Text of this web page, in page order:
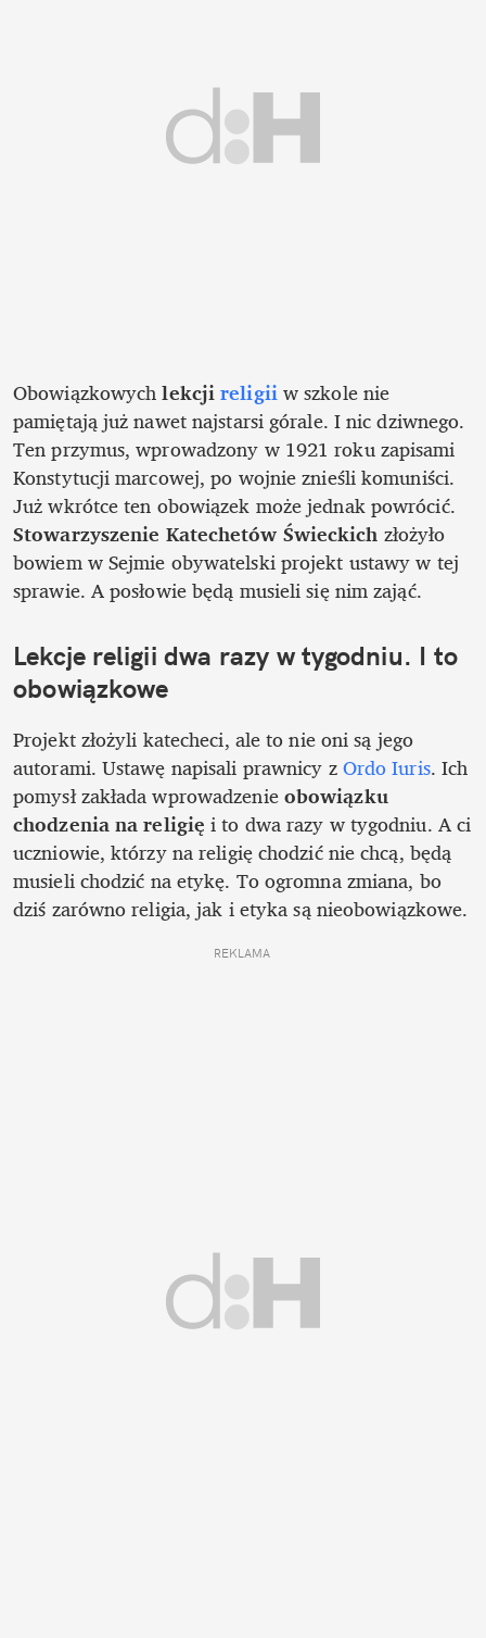
Obowiązkowych lekcji religiiw szkole nie
pamiętają już nawet najstarsi górale. I nic dziwnego.
Ten przymus, wprowadzony w 1921 roku zapisami
Konstytucji marcowej, po wojnie znieśli komuniści.
Stowarzyszenie Katechetów Świeckich złożyło
bowiem w Sejmie obywatelski projekt ustawy w tej
sprawie. A posłowie będą musieli się nim zająć.
Lekcje religii dwa razy w tygodniu. I to
obowiązkowe
Projekt złożyli katecheci, ale to nie oni są jego
autorami. Ustawę napisali prawnicy z Ordo Iuris. Ich
pomysł zakłada wprowadzenie obowiązku
chodzenia na religię i to dwa razy w tygodniu. A ci
uczniowie, którzy na religię chodzić nie chcą, będą
musieli chodzić na etykę. To ogromna zmiana, bo
dziś zarówno religia, jak i etyka są nieobowiązkowe.
REKLAMA